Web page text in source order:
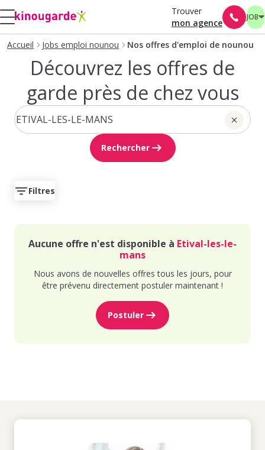
Trouver
mon agence
JOB
Accueil Jobs emploi nounou Nos offres d'emploi de nounou
Découvrez les offres de
garde près de chez vous
Rechercher
Filtres
Aucune offre n'est disponible à Etival-les-le-
mans
Nous avons de nouvelles offres tous les jours, pour
être prévenu directement postuler maintenant !
Postuler